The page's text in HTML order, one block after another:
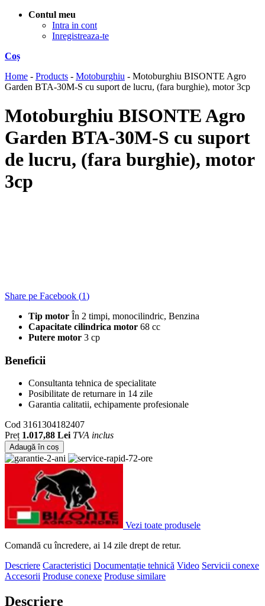
Contul meu
Intra in cont
Inregistreaza-te
Coș
Home - Products - Motoburghiu - Motoburghiu BISONTE Agro
Garden BTA-30M-S cu suport de lucru, (fara burghie), motor 3cp
Motoburghiu BISONTE Agro
Garden BTA-30M-S cu suport
de lucru, (fara burghie), motor
3cp
Share pe Facebook (1)
Tip motor În 2 timpi, monocilindric, Benzina
Capacitate cilindrica motor 68 cc
Putere motor 3 cp
Beneficii
Consultanta tehnica de specialitate
Posibilitate de returnare in 14 zile
Garantia calitatii, echipamente profesionale
Cod 3161304182407
Preț 1.017,88 Lei TVA inclus
Adaugă în coș
Vezi toate produsele
Comandă cu încredere, ai 14 zile drept de retur.
Descriere Caracteristici Documentație tehnică Video Servicii conexe
Accesorii Produse conexe Produse similare
Descriere